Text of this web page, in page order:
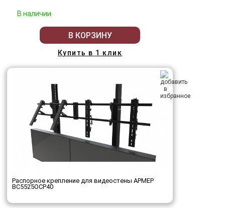
В наличии
В КОРЗИНУ
Купить в 1 клик
Распорное крепление для видеостены АРМЕР
ВС5525ОСР40